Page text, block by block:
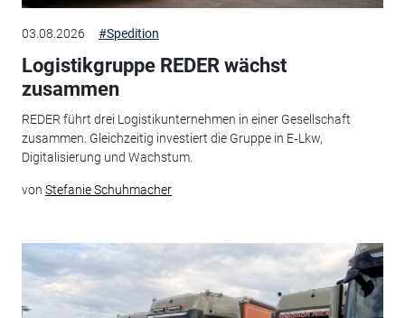
03.08.2026 #Spedition
Logistikgruppe REDER wächst
zusammen
REDER führt drei Logistikunternehmen in einer Gesellschaft
zusammen. Gleichzeitig investiert die Gruppe in E‑Lkw,
Digitalisierung und Wachstum.
von Stefanie Schuhmacher